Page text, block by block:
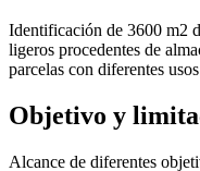
Identificación de 3600 m2
ligeros procedentes de
parcelas con diferentes
Objetivo y
Alcance de diferentes